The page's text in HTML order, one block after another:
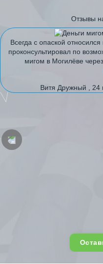
Отзывы
Всегда с опаской
проконсультировал по
мигом в Могилёве
Витя Дружный , 24